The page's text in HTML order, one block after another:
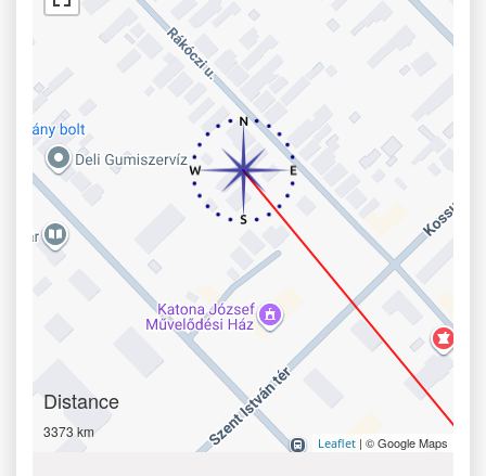
Distance
3373 km
Leaflet | © Google Maps